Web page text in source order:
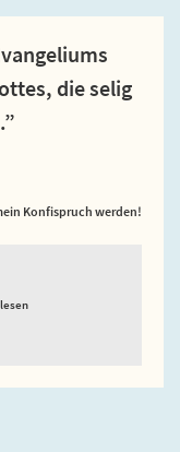
die selig
Konfispruch werden!